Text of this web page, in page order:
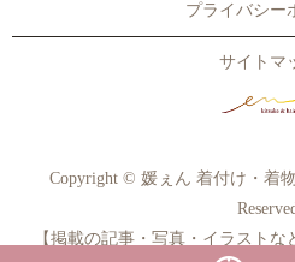
プライバシー
サイトマ
Copyright © 媛ぇん 着付け・着
Reserved.
【掲載の記事・写真・イラスト